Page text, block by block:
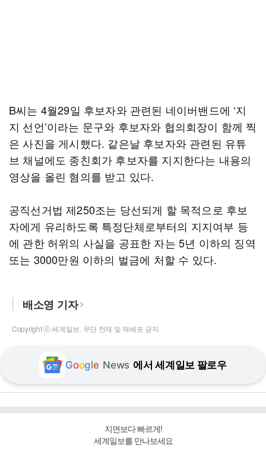
B씨는 4월29일 후보자와 관련된 네이버밴드에 ‘지
지 선언’이라는 문구와 후보자와 협의회장이 함께 찍
은 사진을 게시했다. 같은날 후보자와 관련된 유튜
브 채널에도 종친회가 후보자를 지지한다는 내용의
영상을 올린 혐의를 받고 있다.
공직선거법 제250조는 당선되게 할 목적으로 후보
자에게 유리하도록 특정단체로부터의 지지여부 등
에 관한 허위의 사실을 공표한 자는 5년 이하의 징역
또는 3000만원 이하의 벌금에 처할 수 있다.
배소영 기자
Copyright ⓒ 세계일보. 무단 전재 및 재배포 금지
Google News 에서 세계일보 팔로우
지면보다 빠르게!
세계일보를 만나보세요